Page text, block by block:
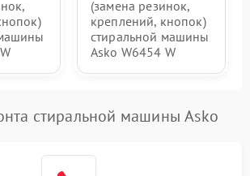
(замена резинок,
креплений, кнопок)
стиральной машины
Asko W6454 W
стиральной машины Asko